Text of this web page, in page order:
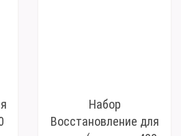
Набор
Восстановление для